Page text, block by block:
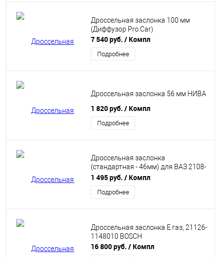
Дроссельная заслонка 100 мм
(Диффузор Pro.Car)
7 540 руб. / Компл
Подробнее
Дроссельная заслонка 56 мм НИВА
1 820 руб. / Компл
Подробнее
Дроссельная заслонка
(стандартная - 46мм) для ВАЗ 2108-
15, 2110-12, Приора, Калина, Гранта
1 495 руб. / Компл
Подробнее
Дроссельная заслонка Е газ, 21126-
1148010 BOSCH
16 800 руб. / Компл